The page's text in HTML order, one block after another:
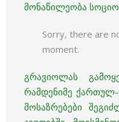
მონაწილეობა
Sorry, there are
moment.
გრავიოლას
რამდენიმე ქართულ-
მოსაზრებები